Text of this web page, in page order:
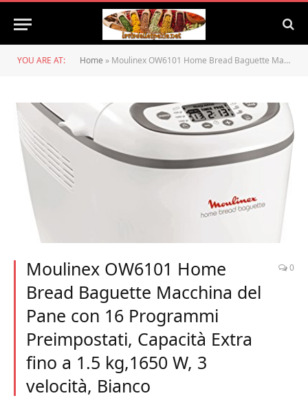
YOU ARE AT: Home » Moulinex OW6101 Home Bread Baguette Macchina del Pane con 16 Programmi Preimpostati, Capacità Extra fino a 1.5 kg,1650 W, 3 velocità, Bianco
Moulinex OW6101 Home
Bread Baguette Macchina del
Pane con 16 Programmi
Preimpostati, Capacità Extra
fino a 1.5 kg,1650 W, 3
velocità, Bianco
0